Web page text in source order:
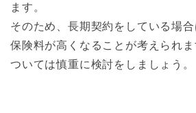
ます。
そのため、長期契約をしている場
保険料が高くなることが考えられ
ついては慎重に検討をしましょう。